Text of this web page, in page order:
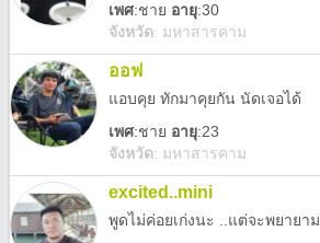
เพศ:ชาย อายุ:30
จังหวัด: มหาสารคาม
ออฟ
แอบคุย ทักมาคุยกัน นัดเจอได้
เพศ:ชาย อายุ:23
จังหวัด: มหาสารคาม
excited..mini
พูดไม่ค่อยเก่งนะ ..แต่จะพยายาม